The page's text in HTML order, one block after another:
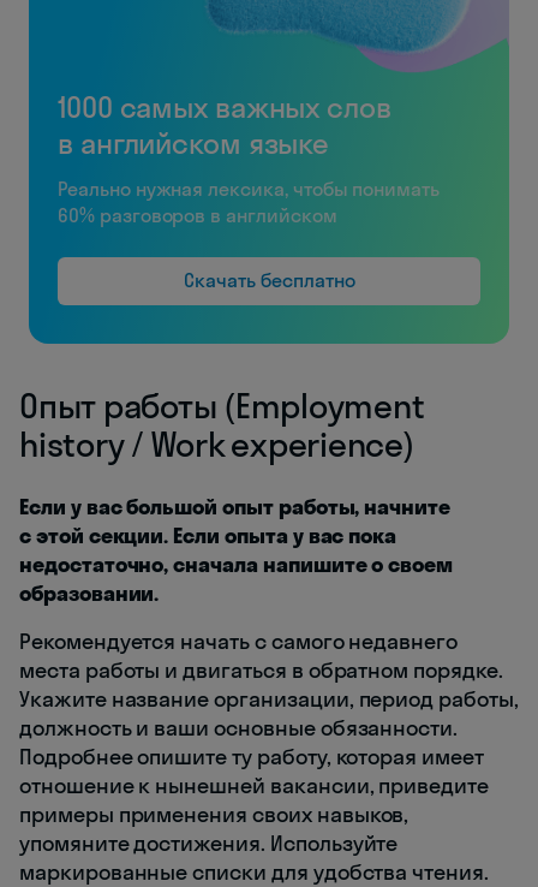
1000 самых важных слов
в английском языке
Реально нужная лексика, чтобы понимать
60% разговоров в английском
Скачать бесплатно
Опыт работы (Employment
history / Work experience)
Если у вас большой опыт работы, начните
с этой секции. Если опыта у вас пока
недостаточно, сначала напишите о своем
образовании.
Рекомендуется начать с самого недавнего
места работы и двигаться в обратном порядке.
Укажите название организации, период работы,
должность и ваши основные обязанности.
Подробнее опишите ту работу, которая имеет
отношение к нынешней вакансии, приведите
примеры применения своих навыков,
упомяните достижения. Используйте
маркированные списки для удобства чтения.